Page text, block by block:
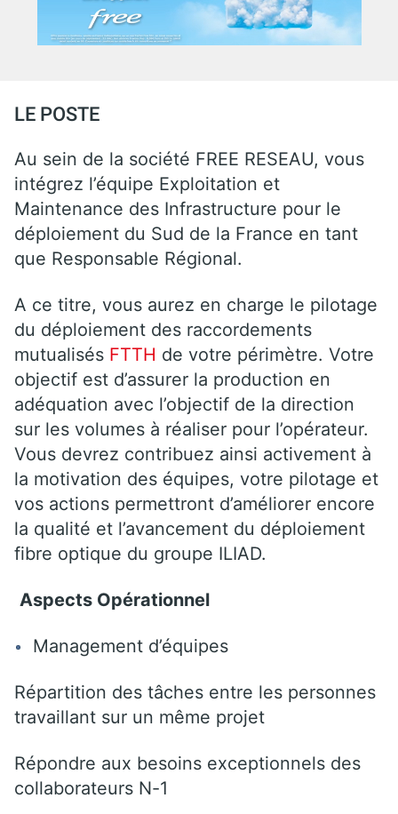
LE POSTE
Au sein de la société FREE RESEAU, vous
intégrez l’équipe Exploitation et
Maintenance des Infrastructure pour le
déploiement du Sud de la France en tant
que Responsable Régional.
A ce titre, vous aurez en charge le pilotage
du déploiement des raccordements
mutualisés FTTH de votre périmètre. Votre
objectif est d’assurer la production en
adéquation avec l’objectif de la direction
sur les volumes à réaliser pour l’opérateur.
Vous devrez contribuez ainsi activement à
la motivation des équipes, votre pilotage et
vos actions permettront d’améliorer encore
la qualité et l’avancement du déploiement
fibre optique du groupe ILIAD.
Aspects Opérationnel
Management d’équipes
Répartition des tâches entre les personnes
travaillant sur un même projet
Répondre aux besoins exceptionnels des
collaborateurs N-1